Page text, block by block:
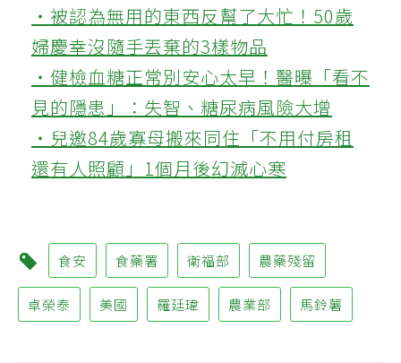
‧被認為無用的東西反幫了大忙！50歲
婦慶幸沒隨手丟棄的3樣物品
‧健檢血糖正常別安心太早！醫曝「看不
見的隱患」：失智、糖尿病風險大增
‧兒邀84歲寡母搬來同住「不用付房租
還有人照顧」1個月後幻滅心寒
食安 食藥署 衛福部 農藥殘留
卓榮泰 美國 羅廷瑋 農業部 馬鈴薯